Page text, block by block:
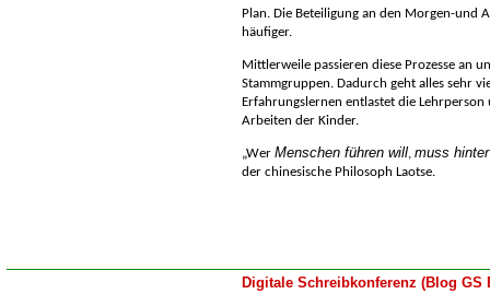
Plan. Die Beteiligung an den Morgen-und
häufiger.
Mittlerweile passieren diese Prozesse an
Stammgruppen. Dadurch geht alles sehr
Erfahrungslernen entlastet die
Arbeiten der Kinder.
Wer Menschen führen will, muss
der chinesische Philosoph Laotse.
Digitale Schreibkonferenz (Blog GS